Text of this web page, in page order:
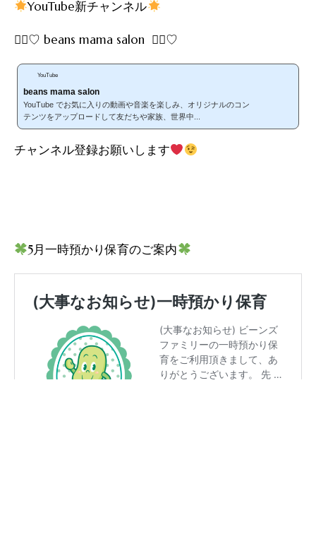
YouTube新チャンネル
∵⃝♡ beans mama salon ∵⃝♡
YouTube
beans mama salon
YouTube でお気に入りの動画や音楽を楽しみ、オリジナルのコン
テンツをアップロードして友だちや家族、世界中...
チャンネル登録お願いします
5月一時預かり保育のご案内